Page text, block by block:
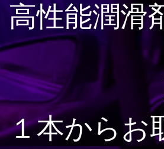
高性能潤
１本からお